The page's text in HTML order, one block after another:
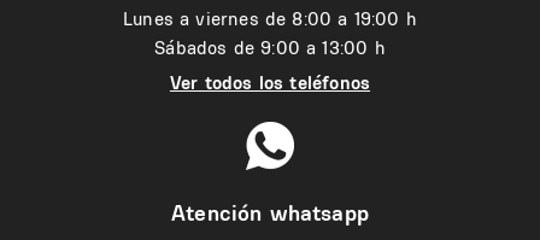
Lunes a viernes de 8:00 a 19:00 h
Sábados de 9:00 a 13:00 h
Ver todos los teléfonos
Atención whatsapp